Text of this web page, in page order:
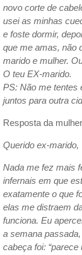
novo corte de
usei as minhas
e foste dormir,
que me amas, não
marido e mulher.
O teu EX-marido.
PS: Não me tentes
juntos para outra
Resposta da
Querido ex-marido,
Nada me fez mais
infernais em que
exatamente o que
elas me distraem
funciona. Eu
a semana
cabeça foi: